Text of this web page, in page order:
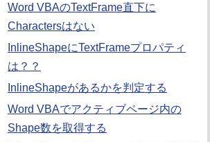
Word VBAのTextFrame直下に
Charactersはない
InlineShapeにTextFrameプロパティ
は？？
InlineShapeがあるかを判定する
Word VBAでアクティブページ内の
Shape数を取得する